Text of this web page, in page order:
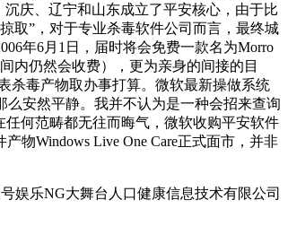
庆、辽宁和山东成立了平安核心，由于比
取”，对于专业杀毒软件公司而言，最终城
年6月1日，届时将会免费一款名为Morro
内仍然会收费），更为亲身的间接的目
杀毒产物取办事打算。微软最新操做系统
么安然平静。我并不认为是一种会招来查询
何范畴都无往而晦气，微软收购平安软件
物Windows Live One Care正式面市，并非
娱乐NG大舞台人口健康信息技术有限公司